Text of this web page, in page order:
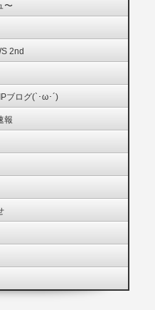
〜
2nd
ブログ(`･ω･´)
報